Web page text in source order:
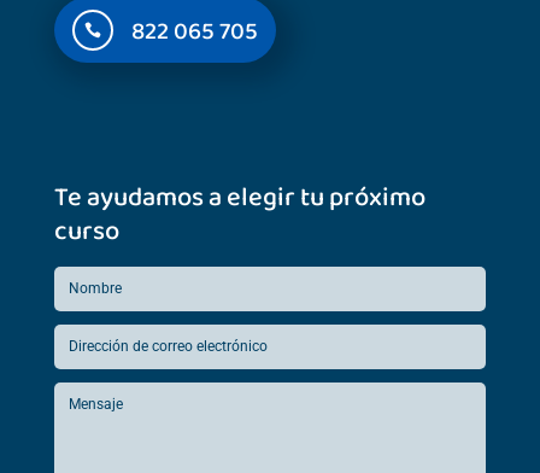
 822 065 705
Te ayudamos a elegir tu próximo
curso